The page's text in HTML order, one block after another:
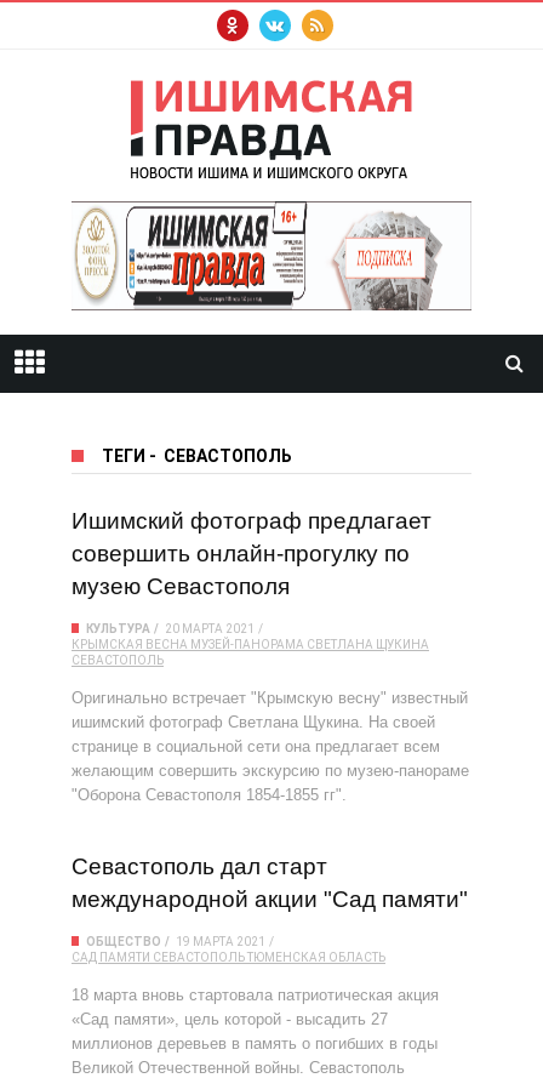
ТЕГИ - СЕВАСТОПОЛЬ
Ишимский фотограф предлагает
совершить онлайн-прогулку по
музею Севастополя
КУЛЬТУРА
20 МАРТА 2021
КРЫМСКАЯ ВЕСНА МУЗЕЙ-ПАНОРАМА СВЕТЛАНА ЩУКИНА
СЕВАСТОПОЛЬ
Оригинально встречает "Крымскую весну" известный
ишимский фотограф Светлана Щукина. На своей
странице в социальной сети она предлагает всем
желающим совершить экскурсию по музею-панораме
"Оборона Севастополя 1854-1855 гг".
Севастополь дал старт
международной акции "Сад памяти"
ОБЩЕСТВО
19 МАРТА 2021
САД ПАМЯТИ СЕВАСТОПОЛЬТЮМЕНСКАЯ ОБЛАСТЬ
18 марта вновь стартовала патриотическая акция
«Сад памяти», цель которой - высадить 27
миллионов деревьев в память о погибших в годы
Великой Отечественной войны. Севастополь